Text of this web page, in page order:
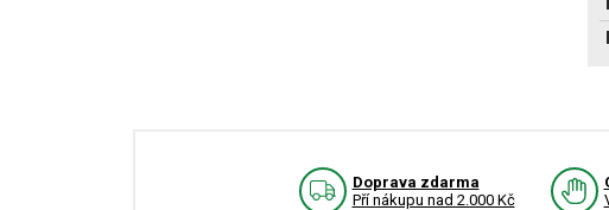
Doprava zdarma
Pří nákupu nad 2.000 Kč